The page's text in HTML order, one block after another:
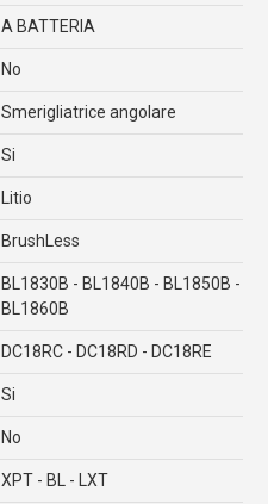
A BATTERIA
No
Smerigliatrice angolare
Si
Litio
BrushLess
BL1830B - BL1840B - BL1850B -
BL1860B
DC18RC - DC18RD - DC18RE
Si
No
XPT - BL - LXT